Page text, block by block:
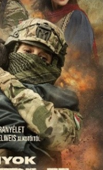
Sport
Buli/Disco
Kiemelt rendezvények
Tanfolyam, képzés
Tábor
Egyházi, vallási
Egyebek
Ünnepek,
megemlékezések
most
Fák
Víz
Összes
Röplabda